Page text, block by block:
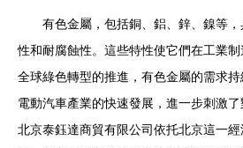
有色金屬，包括銅、鋁、鋅、鎳等
性和耐腐蝕性。這些特性使它們在工業
全球綠色轉型的推進，有色金屬的需求
電動汽車產業的快速發展，進一步刺激了
北京泰鈺達商貿有限公司依托北京這一